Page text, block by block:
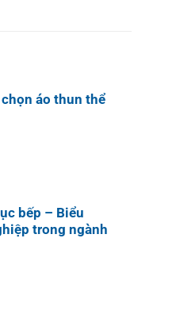
áo thun thể
bếp – Biểu
trong ngành